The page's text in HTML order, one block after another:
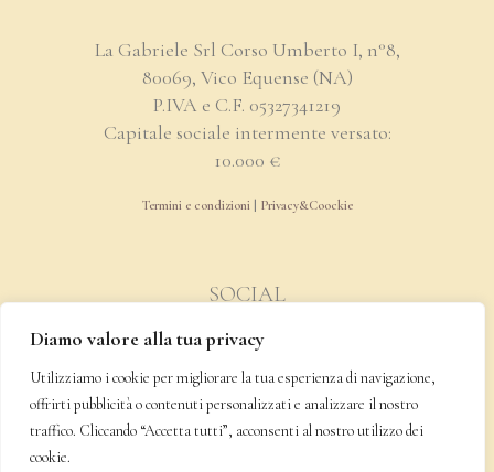
Diamo valore alla tua privacy
Utilizziamo i cookie per migliorare la tua esperienza di navigazione,
offrirti pubblicità o contenuti personalizzati e analizzare il nostro
traffico. Cliccando “Accetta tutti”, acconsenti al nostro utilizzo dei
cookie.
La Gabriele Srl Corso Umberto I, n°8,
80069, Vico Equense (NA)
P.IVA e C.F. 05327341219
Capitale sociale intermente versato:
10.000 €
Termini e condizioni Privacy&Coockie
SOCIAL
SPEDIZIONE & PAGAMENTO